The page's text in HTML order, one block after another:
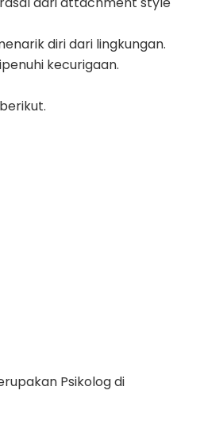
diri dari lingkungan.
kecurigaan.
Psikolog di